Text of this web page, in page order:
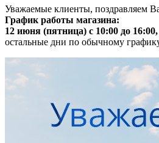
Уважаемые клиенты, поздравляем
График работы магазина:
12 июня (пятница) с 10:00 до 16:00,
остальные дни по обычному